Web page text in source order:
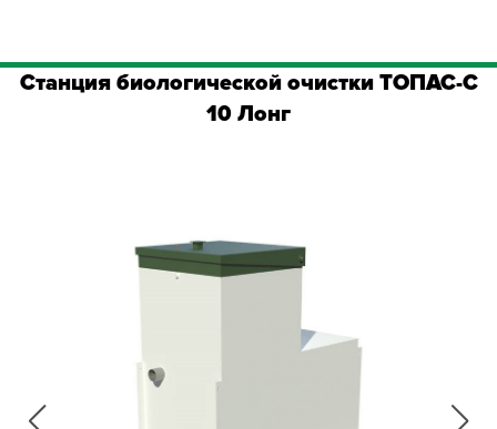
Станция биологической очистки ТОПАС-С
10 Лонг